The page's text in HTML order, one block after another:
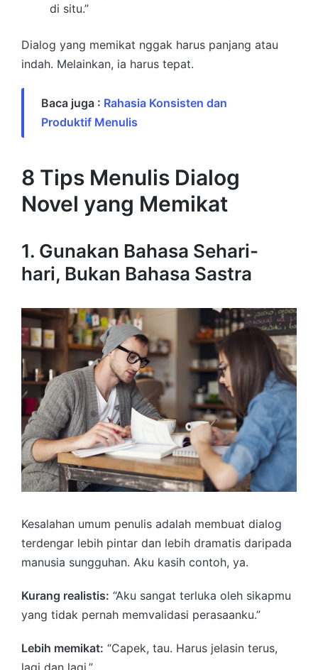
di situ.”
Dialog yang memikat nggak harus panjang atau
indah. Melainkan, ia harus tepat.
Baca juga : Rahasia Konsisten dan
Produktif Menulis
8 Tips Menulis Dialog
Novel yang Memikat
1. Gunakan Bahasa Sehari-
hari, Bukan Bahasa Sastra
Kesalahan umum penulis adalah membuat dialog
terdengar lebih pintar dan lebih dramatis daripada
manusia sungguhan. Aku kasih contoh, ya.
Kurang realistis: “Aku sangat terluka oleh sikapmu
yang tidak pernah memvalidasi perasaanku.”
Lebih memikat: “Capek, tau. Harus jelasin terus,
lagi dan lagi.”